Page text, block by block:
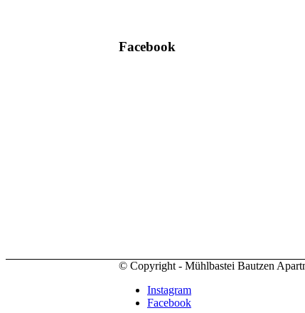
Facebook
© Copyright - Mühlbastei Bautzen
Instagram
Facebook